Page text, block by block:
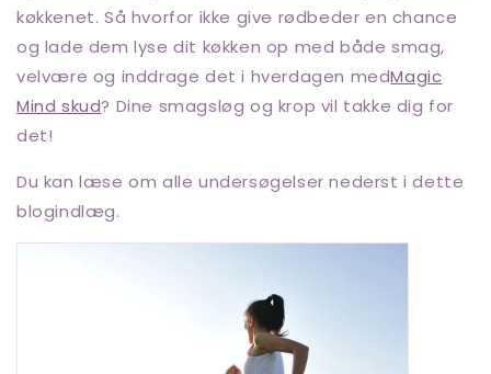
køkkenet. Så hvorfor ikke give rødbeder en chance
og lade dem lyse dit køkken op med både smag,
velvære og inddrage det i hverdagen medMagic
Mind skud? Dine smagsløg og krop vil takke dig for
det!
Du kan læse om alle undersøgelser nederst i dette
blogindlæg.